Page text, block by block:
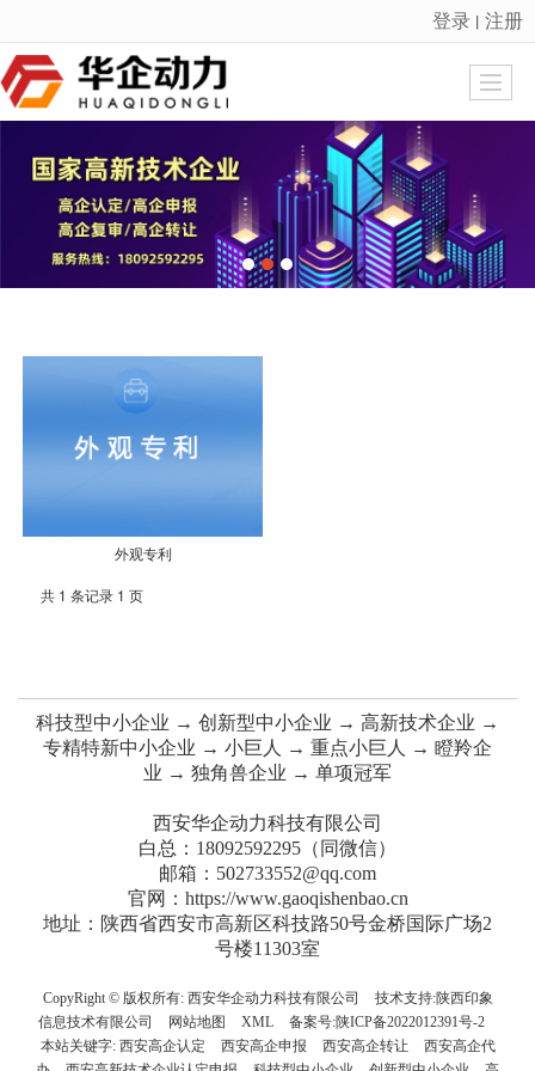
很遗憾，因您的浏览器版本过低导致无法获得最佳浏览体验，推荐下载安装谷歌浏览器！
登录 丨 注册
外观专利
共 1 条记录 1 页
科技型中小企业 → 创新型中小企业 → 高新技术企业 →
专精特新中小企业 → 小巨人 → 重点小巨人 → 瞪羚企
业 → 独角兽企业 → 单项冠军
西安华企动力科技有限公司
白总：18092592295（同微信）
邮箱：502733552@qq.com
官网：https://www.gaoqishenbao.cn
地址：陕西省西安市高新区科技路50号金桥国际广场2
号楼11303室
CopyRight © 版权所有: 西安华企动力科技有限公司 技术支持:陕西印象
信息技术有限公司
网站地图 XML 备案号:陕ICP备2022012391号-2
本站关键字: 西安高企认定 西安高企申报 西安高企转让
西安高企代